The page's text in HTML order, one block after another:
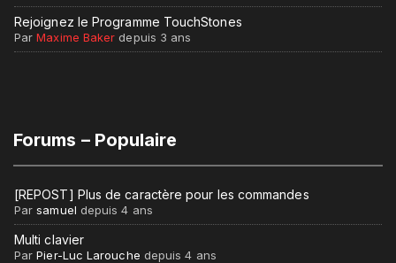
Rejoignez le Programme TouchStones
ParMaxime Baker depuis 3 ans
Forums – Populaire
[REPOST] Plus de caractère pour les commandes
Parsamuel depuis 4 ans
Multi clavier
ParPier-Luc Larouche depuis 4 ans